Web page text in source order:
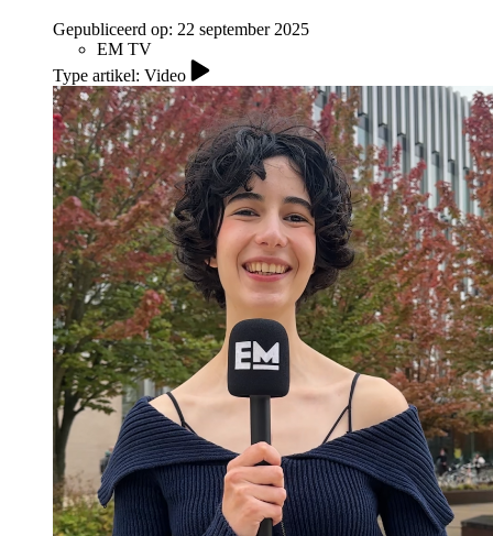
Gepubliceerd op: 22 september 2025
EM TV
Type artikel: Video